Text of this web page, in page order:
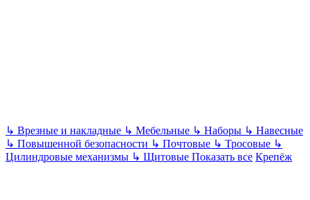
↳ Врезные и накладные ↳ Мебельные ↳ Наборы ↳ Навесные
↳ Повышенной безопасности ↳ Почтовые ↳ Тросовые ↳
Цилиндровые механизмы ↳ Щитовые Показать все Крепёж